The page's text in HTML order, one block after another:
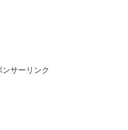
ンサーリンク